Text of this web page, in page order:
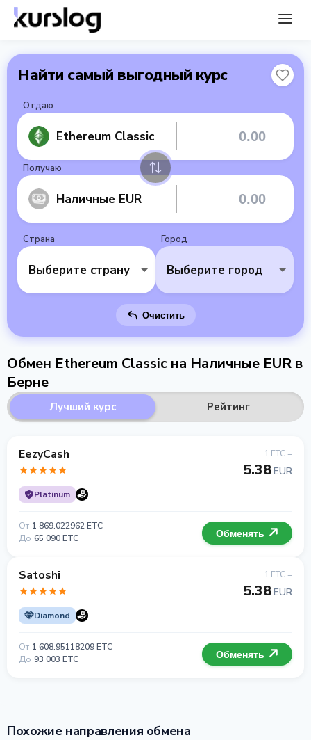
Найти самый выгодный курс
Отдаю
Ethereum Classic
Получаю
Наличные EUR
Страна
Выберите страну
Город
Выберите город
Очистить
Обмен Ethereum Classic на Наличные EUR в
Берне
Лучший курс Рейтинг
EezyCash
Platinum
1 ETC =
5.38EUR
От 1 869.022962 ETC
До 65 090 ETC Обменять
Satoshi
Diamond
1 ETC =
5.38EUR
От 1 608.95118209 ETC
До 93 003 ETC Обменять
Похожие направления обмена